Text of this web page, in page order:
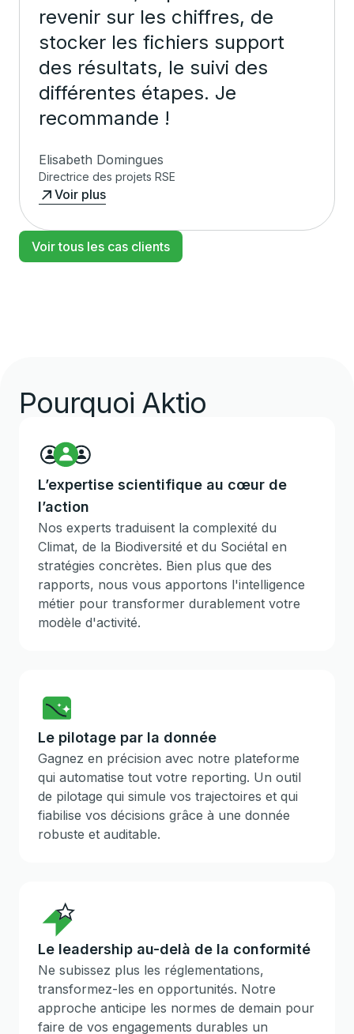
revenir sur les chiffres, de
stocker les fichiers support
des résultats, le suivi des
différentes étapes. Je
recommande !
Elisabeth Domingues
Directrice des projets RSE
Voir plus
Voir tous les cas clients
Pourquoi Aktio
L’expertise scientifique au cœur de
l’action
Nos experts traduisent la complexité du
Climat, de la Biodiversité et du Sociétal en
stratégies concrètes. Bien plus que des
rapports, nous vous apportons l'intelligence
métier pour transformer durablement votre
modèle d'activité.
Le pilotage par la donnée
Gagnez en précision avec notre plateforme
qui automatise tout votre reporting. Un outil
de pilotage qui simule vos trajectoires et qui
fiabilise vos décisions grâce à une donnée
robuste et auditable.
Le leadership au-delà de la conformité
Ne subissez plus les réglementations,
transformez-les en opportunités. Notre
approche anticipe les normes de demain pour
faire de vos engagements durables un